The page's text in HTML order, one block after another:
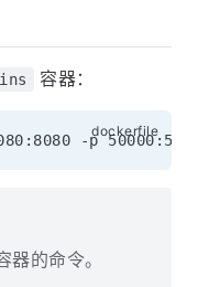
容器：
的命令。